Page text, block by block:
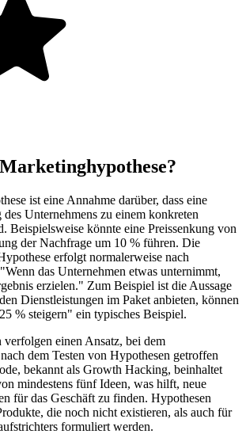
ist eine Annahme darüber, dass eine
Unternehmens zu einem konkreten
Beispielsweise könnte eine Preissenkung von
der Nachfrage um 10 % führen. Die
erfolgt normalerweise nach
das Unternehmen etwas unternimmt,
erzielen." Zum Beispiel ist die Aussage
Dienstleistungen im Paket anbieten, können
% steigern" ein typisches Beispiel.
einen Ansatz, bei dem
dem Testen von Hypothesen getroffen
bekannt als Growth Hacking, beinhaltet
mindestens fünf Ideen, was hilft, neue
für das Geschäft zu finden. Hypothesen
die noch nicht existieren, als auch für
formuliert werden.